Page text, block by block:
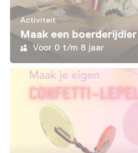
Activiteit
Maak een boerderijdier
Voor 0 t/m 8 jaar